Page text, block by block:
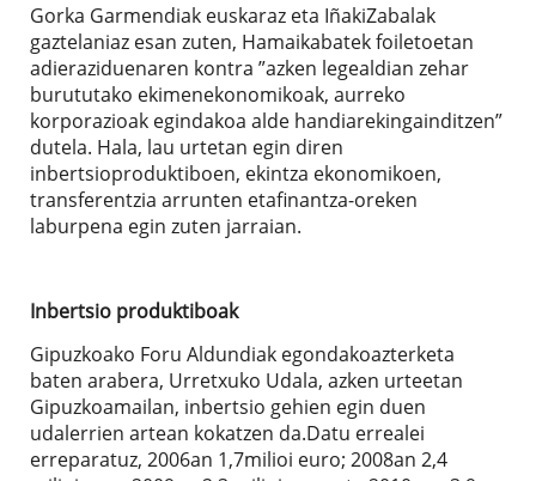
Gorka Garmendiak euskaraz eta IñakiZabalak
gaztelaniaz esan zuten, Hamaikabatek foiletoetan
adieraziduenaren kontra ”azken legealdian zehar
burututako ekimenekonomikoak, aurreko
korporazioak egindakoa alde handiarekingainditzen”
dutela. Hala, lau urtetan egin diren
inbertsioproduktiboen, ekintza ekonomikoen,
transferentzia arrunten etafinantza-oreken
laburpena egin zuten jarraian.
Inbertsio produktiboak
Gipuzkoako Foru Aldundiak egondakoazterketa
baten arabera, Urretxuko Udala, azken urteetan
Gipuzkoamailan, inbertsio gehien egin duen
udalerrien artean kokatzen da.Datu errealei
erreparatuz, 2006an 1,7milioi euro; 2008an 2,4